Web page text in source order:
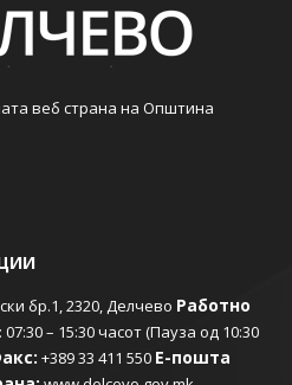
веб страна на Општина
бр.1, 2320, Делчево Работно
– 15:30 часот (Пауза од 10:30
+389 33 411 550 Е-пошта